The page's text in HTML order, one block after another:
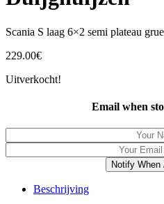
Scania S laag 6×2 semi plateau
229.00€
Uitverkocht!
Email when
Notify When
Beschrijving